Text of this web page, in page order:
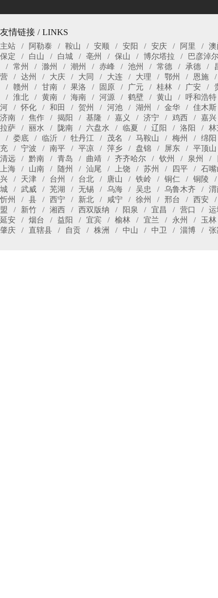
友情链接 / LINKS
主站 阿勒泰 鞍山 安顺 安阳 安庆 阿里
澳
保定
白山 白城 亳州 保山 博尔塔拉
巴彦淖
常州
滁州 潮州 赤峰 池州 常德 承德
营
达州 大庆 大同 大连 大理 鄂州
恩施
赣州
甘南 果洛 固原 广元 桂林 广安
淮北
黄南 海南 河源 鹤壁 黄山
呼和浩特
河
怀化 和田 贺州 河池 湖州 金华
佳木斯
济南
焦作 揭阳 基隆 嘉义 济宁 鸡西
嘉兴
拉萨
丽水 陇南 六盘水 临夏 辽阳 洛阳
林
娄底
临沂 牡丹江 茂名 马鞍山 梅州
绵阳
充
宁波 南平 平凉 萍乡 盘锦 屏东
平顶山
清远
黔南 青岛 曲靖 齐齐哈尔 钦州 泉州
上海
山南 随州 汕尾 上饶 苏州 四平
石嘴
兴
天津 台州 台北 唐山 铁岭 铜仁
铜陵
城
武威 芜湖 无锡 乌海 吴忠 乌鲁木齐
渭
忻州
县 西宁 新北 咸宁 徐州 邢台
西安
盟
新竹 湘西 西双版纳 阳泉 宜昌 营口
运
延安
烟台 益阳 宜宾 榆林 宜兰 永州
玉林
肇庆
直辖县 自贡 株洲 中山 中卫 淄博 张